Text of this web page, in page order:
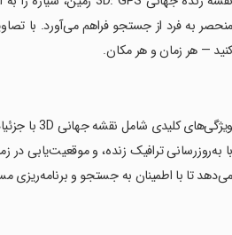
کنید — هر زمان و هر مکان.
با به‌روزرسانی ترافیک زنده، و موقعیت‌یابی
می‌دهد تا با اطمینان به جستجو و برنامه‌ریزی